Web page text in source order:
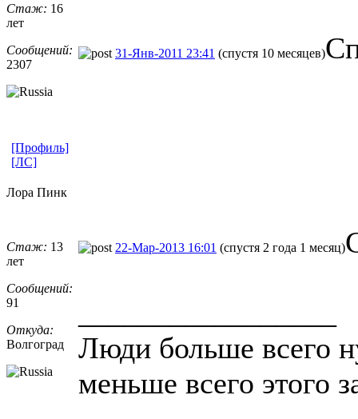
Стаж: 16
лет
Сообщений:
2307
31-Янв-2011 23:41 (спустя 10 месяцев)
[Профиль]
[ЛС]
Лора Пинк
Стаж: 13
лет
Сообщений:
91
Откуда:
Волгоград
22-Мар-2013 16:01 (спустя 2 года 1 месяц)
Люди больше всего
меньше всего этого